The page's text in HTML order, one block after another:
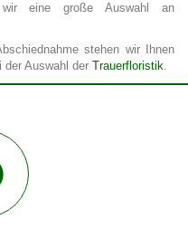
eine große Auswahl an
stehen wir Ihnen
der Auswahl der Trauerfloristik